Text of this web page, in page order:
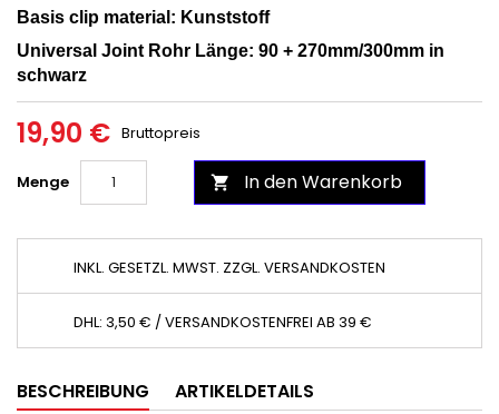
Basis clip material: Kunststoff
Universal Joint Rohr Länge: 90 + 270mm/300mm in
schwarz
19,90 € Bruttopreis
Menge  In den Warenkorb
INKL. GESETZL. MWST. ZZGL. VERSANDKOSTEN
DHL: 3,50 € / VERSANDKOSTENFREI AB 39 €
BESCHREIBUNG ARTIKELDETAILS